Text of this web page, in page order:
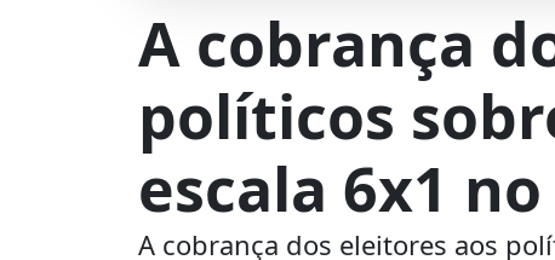
A cobrança
políticos
escala 6x1
A cobrança dos eleitores aos